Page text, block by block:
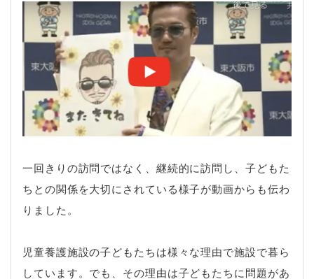
一回きりの訪問ではなく、継続的に訪問し、子どもた
ちとの関係を大切にされている様子が動画からも伝わ
りました。
児童養護施設の子どもたちは様々な理由で施設で暮ら
しています。でも、その理由は子どもたちに問題があ